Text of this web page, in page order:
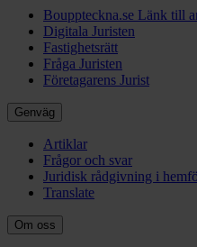
Bouppteckna.se Länk till
Digitala Juristen
Fastighetsrätt
Fråga Juristen
Företagarens Jurist
Genväg
Artiklar
Frågor och svar
Juridisk rådgivning i
Translate
Om oss